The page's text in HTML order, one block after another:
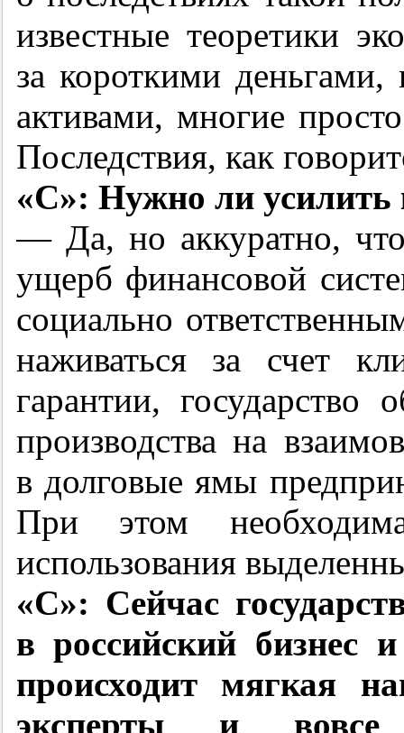
известные теоретики
за короткими
активами, многие
Последствия, как
«С»: Нужно ли усилить
— Да, но аккуратно,
ущерб финансовой
социально
наживаться за счет
гарантии, государство
производства на
в долговые ямы
При этом
использования
«С»: Сейчас
в российский бизнес
происходит мягкая
эксперты и вовсе